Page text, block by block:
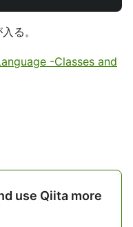
る。
-Classes and
use Qiita more